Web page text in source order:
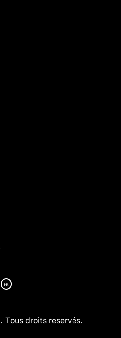
droits reservés.